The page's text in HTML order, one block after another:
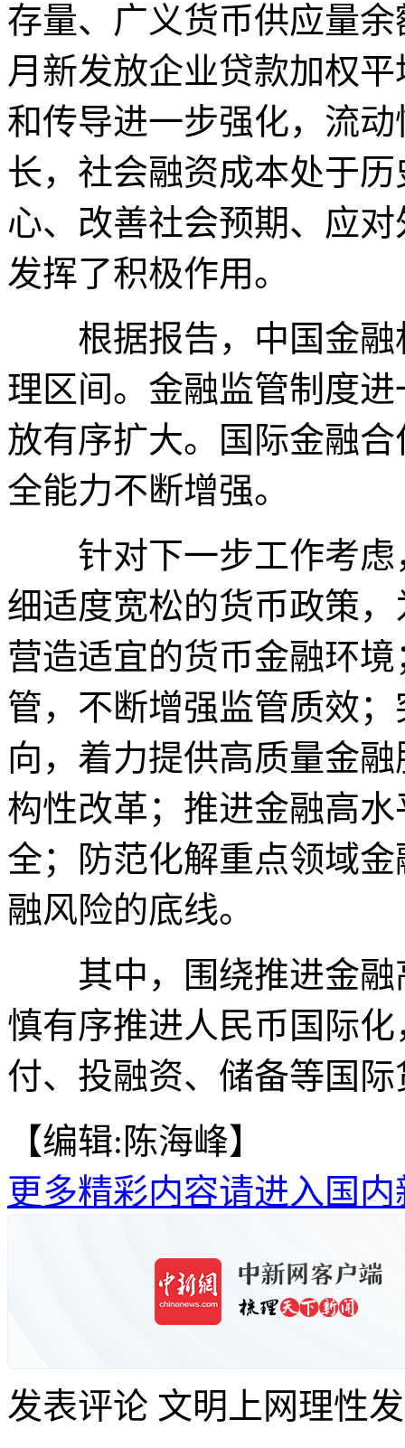
存量、广义货币供应量
月新发放企业贷款加权
和传导进一步强化，流
长，社会融资成本处于
心、改善社会预期、应
发挥了积极作用。
根据报告，中国金融
理区间。金融监管制度
放有序扩大。国际金融
全能力不断增强。
针对下一步工作考虑
细适度宽松的货币政策
营造适宜的货币金融环
管，不断增强监管质效
向，着力提供高质量金
构性改革；推进金融高
全；防范化解重点领域
融风险的底线。
其中，围绕推进金融
慎有序推进人民币国际
付、投融资、储备等国
【编辑:陈海峰】
更多精彩内容请进入国内
发表评论 文明上网理性